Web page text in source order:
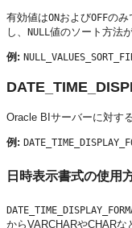
有効値はONおよびOFFのみ
し、
NULL値のソート方法
例:
Oracle BIサーバーに対す
例:
日時表示書式の使用
からVARCHARやCHAR